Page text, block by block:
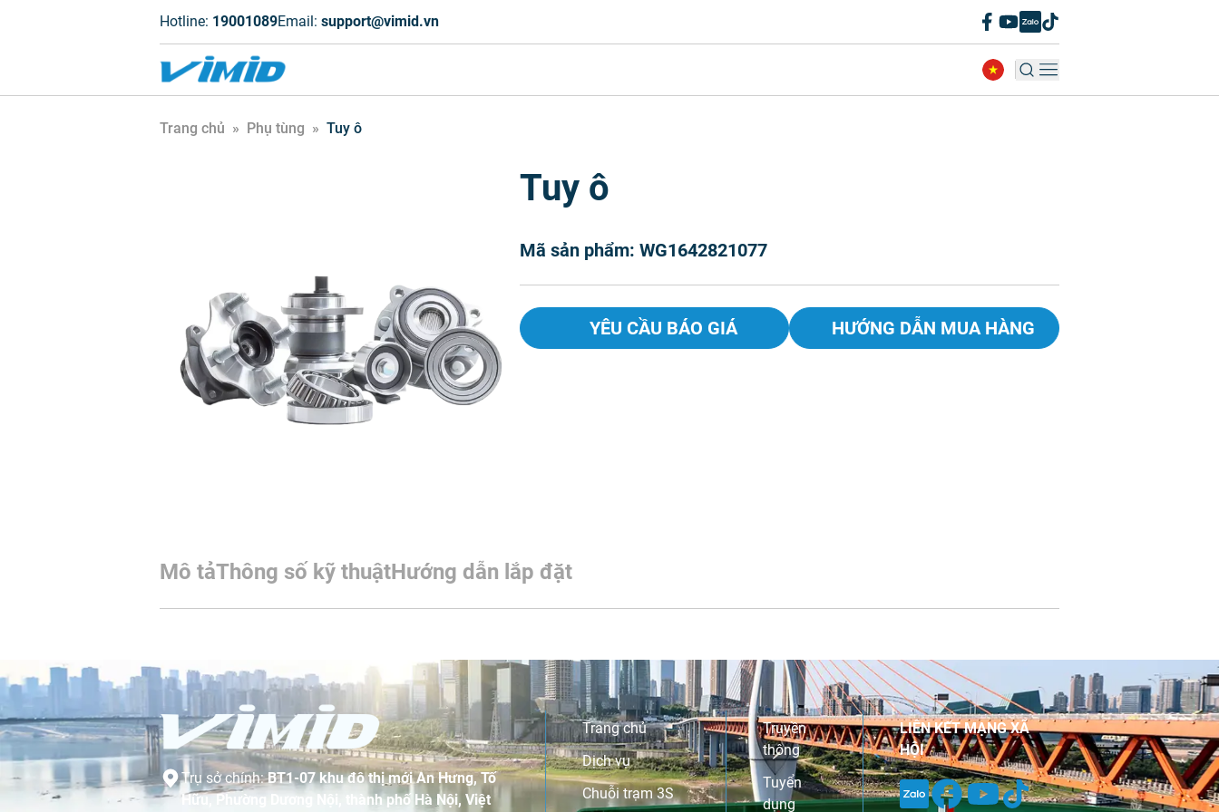
Hotline: 19001089Email: support@vimid.vn
Trang chủ » Phụ tùng » Tuy ô
Tuy ô
Mã sản phẩm: WG1642821077
YÊU CẦU BÁO GIÁ HƯỚNG DẪN MUA HÀNG
Mô tảThông số kỹ thuậtHướng dẫn lắp đặt
Trụ sở chính:BT1-07 khu đô thị mới An Hưng, Tố
Hữu, Phường Dương Nội, thành phố Hà Nội, Việt
Trang chủ
Dịch vụ
Chuỗi trạm 3S
Truyền
thông
Tuyển
dụng
LIÊN KẾT MẠNG XÃ
HỘI